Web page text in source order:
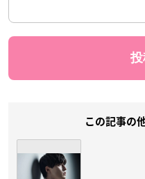
この記事の